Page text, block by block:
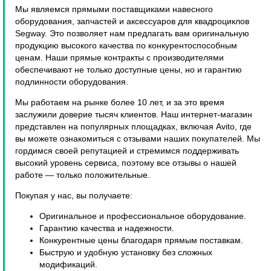
удобство эксплуатации. Таким образом, они не только
придают вашей технике эстетичный вид, но и обеспечивают
ей долговечную защиту и улучшенные характеристики.
стандартными решениями и могут быть менее эстетичными
или практичными.
Мы являемся прямыми поставщиками навесного
оборудования, запчастей и аксессуаров для квадроциклов
Segway. Это позволяет нам предлагать вам оригинальную
продукцию высокого качества по конкурентоспособным
ценам. Наши прямые контракты с производителями
обеспечивают не только доступные цены, но и гарантию
подлинности оборудования.
Мы работаем на рынке более 10 лет, и за это время
заслужили доверие тысяч клиентов. Наш интернет-магазин
представлен на популярных площадках, включая Avito, где
вы можете ознакомиться с отзывами наших покупателей. Мы
гордимся своей репутацией и стремимся поддерживать
высокий уровень сервиса, поэтому все отзывы о нашей
работе — только положительные.
Покупая у нас, вы получаете:
Оригинальное и профессиональное оборудование.
Гарантию качества и надежности.
Конкурентные цены благодаря прямым поставкам.
Быструю и удобную установку без сложных
модификаций.